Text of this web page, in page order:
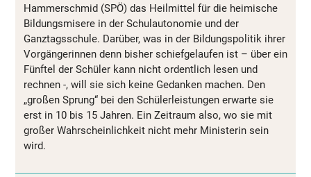
Hammerschmid (SPÖ) das Heilmittel für die heimische
Bildungsmisere in der Schulautonomie und der
Ganztagsschule. Darüber, was in der Bildungspolitik ihrer
Vorgängerinnen denn bisher schiefgelaufen ist – über ein
Fünftel der Schüler kann nicht ordentlich lesen und
rechnen -, will sie sich keine Gedanken machen. Den
„großen Sprung“ bei den Schülerleistungen erwarte sie
erst in 10 bis 15 Jahren. Ein Zeitraum also, wo sie mit
großer Wahrscheinlichkeit nicht mehr Ministerin sein
wird.